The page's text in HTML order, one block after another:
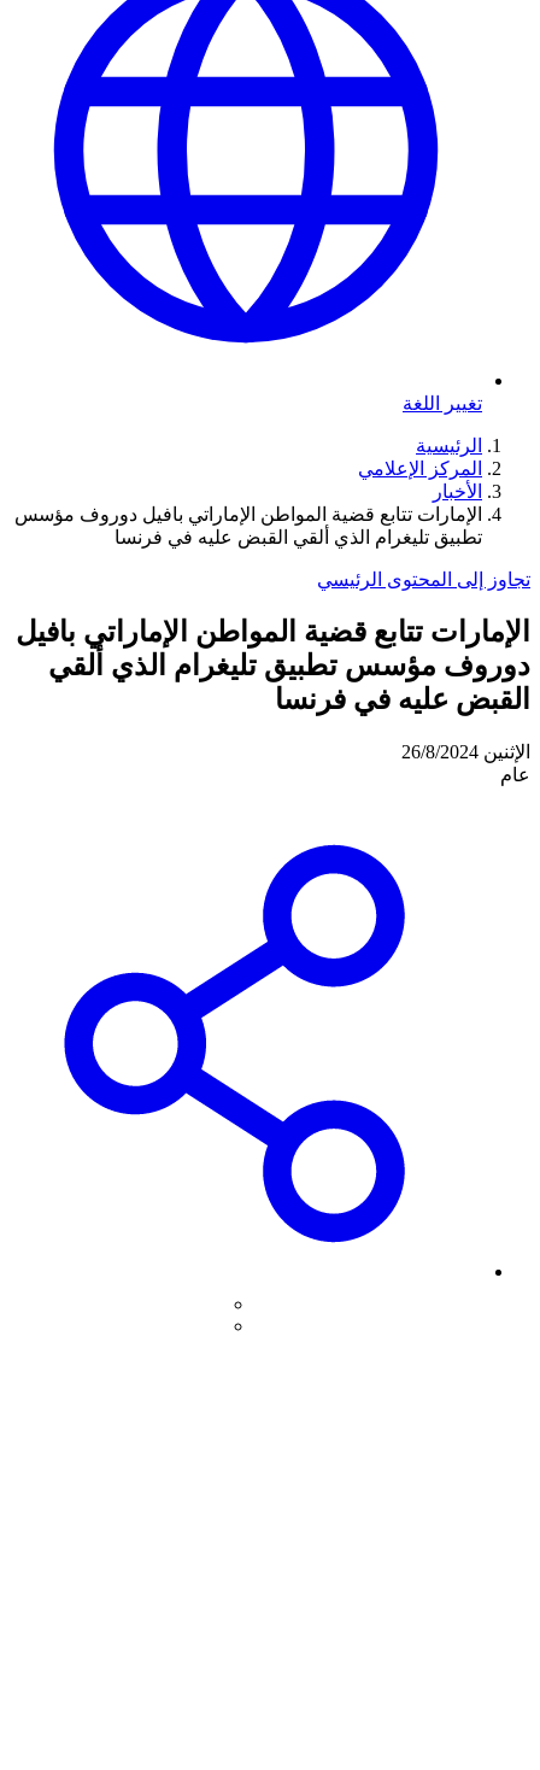
تغيير اللغة
الرئيسية
المركز الإعلامي
الأخبار
الإمارات تتابع قضية المواطن الإماراتي بافيل دوروف مؤسس
تطبيق تليغرام الذي ألقي القبض عليه في فرنسا
تجاوز إلى المحتوى الرئيسي
الإمارات تتابع قضية المواطن الإماراتي بافيل
دوروف مؤسس تطبيق تليغرام الذي ألقي
القبض عليه في فرنسا
الإثنين 26/8/2024
عام